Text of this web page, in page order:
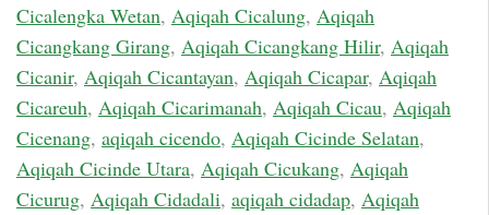
Cicalengka Wetan, Aqiqah Cicalung, Aqiqah
Cicangkang Girang, Aqiqah Cicangkang Hilir, Aqiqah
Cicanir, Aqiqah Cicantayan, Aqiqah Cicapar, Aqiqah
Cicareuh, Aqiqah Cicarimanah, Aqiqah Cicau, Aqiqah
Cicenang, aqiqah cicendo, Aqiqah Cicinde Selatan,
Aqiqah Cicinde Utara, Aqiqah Cicukang, Aqiqah
Cicurug, Aqiqah Cidadali, aqiqah cidadap, Aqiqah